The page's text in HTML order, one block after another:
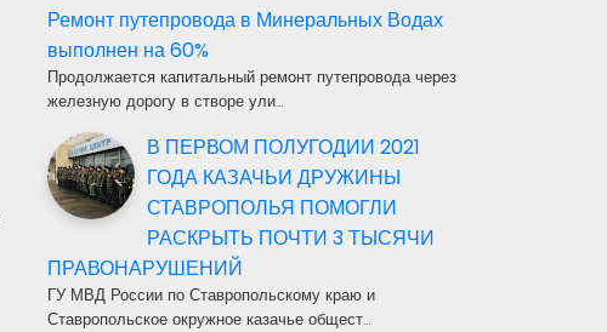
Ремонт путепровода в Минеральных Водах
выполнен на 60%
Продолжается капитальный ремонт путепровода через
железную дорогу в створе ули…
В ПЕРВОМ ПОЛУГОДИИ 2021
ГОДА КАЗАЧЬИ ДРУЖИНЫ
СТАВРОПОЛЬЯ ПОМОГЛИ
РАСКРЫТЬ ПОЧТИ 3 ТЫСЯЧИ
ПРАВОНАРУШЕНИЙ
ГУ МВД России по Ставропольскому краю и
Ставропольское окружное казачье общест…